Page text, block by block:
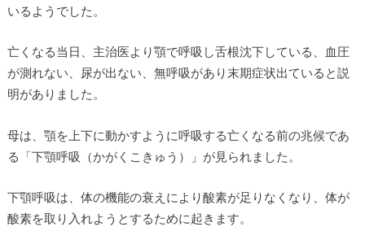
いるようでした。
亡くなる当日、主治医より顎で呼吸し舌根沈下している、血圧
が測れない、尿が出ない、無呼吸があり末期症状出ていると説
明がありました。
母は、顎を上下に動かすように呼吸する亡くなる前の兆候であ
る「下顎呼吸（かがくこきゅう）」が見られました。
下顎呼吸は、体の機能の衰えにより酸素が足りなくなり、体が
酸素を取り入れようとするために起きます。